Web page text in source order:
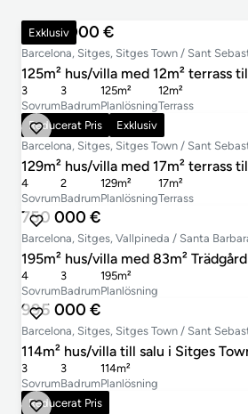
Exklusiv
1 000 000 €
Barcelona, Sitges, Sitges Town / Sant
125m² hus/villa med 12m² terrass
Sovrum
3
Badrum
3
Planlösning
125m²
Terrass
12m²
Reducerat Pris Exklusiv
799 000 €
Barcelona, Sitges, Sitges Town / Sant
129m² hus/villa med 17m² terrass
Sovrum
4
Badrum
2
Planlösning
129m²
Terrass
17m²
750 000 €
Barcelona, Sitges, Vallpineda / Santa
195m² hus/villa med 83m²
Sovrum
4
Badrum
3
Planlösning
195m²
995 000 €
Barcelona, Sitges, Sitges Town / Sant
114m² hus/villa till salu i Sitges
Sovrum
3
Badrum
3
Planlösning
114m²
Reducerat Pris
1 150 000 €